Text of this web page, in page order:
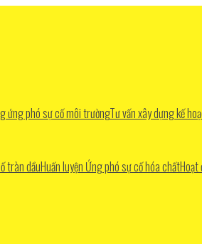
ứng phó sự cố môi trườngTư vấn xây dựng kế
tràn dầuHuấn luyện Ứng phó sự cố hóa chấtHoạt